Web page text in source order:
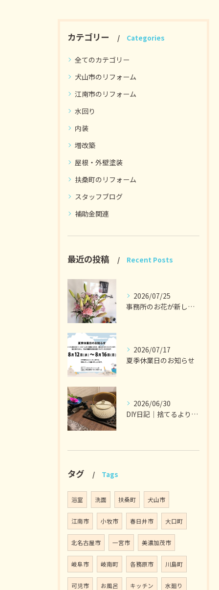
カテゴリー Categories
全てのカテゴリー
犬山市のリフォーム
江南市のリフォーム
水回り
内装
増改築
屋根・外壁塗装
扶桑町のリフォーム
スタッフブログ
補助金関連
最近の投稿 Recent Posts
2026/07/25
事務所のお花が新しくなりました。
2026/07/17
夏季休業日のお知らせ
2026/06/30
DIY日記｜捨てるより選ぶ暮らし
タグ Tags
浴室 洗面 扶桑町 犬山市
江南市 小牧市 春日井市 大口町
北名古屋市 一宮市 美濃加茂市
岐阜市 岐南町 各務原市 川島町
可児市 お風呂 キッチン 水廻り